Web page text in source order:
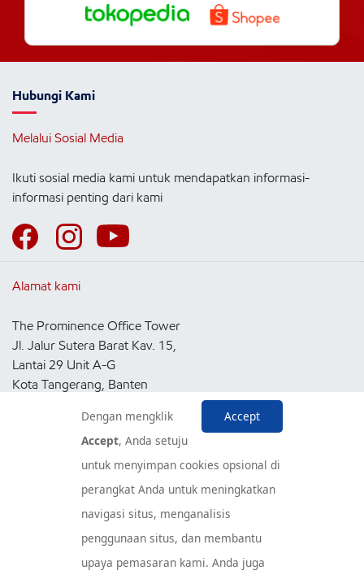
Hubungi Kami
Melalui Sosial Media
Ikuti sosial media kami untuk mendapatkan informasi-
informasi penting dari kami
Alamat kami
The Prominence Office Tower
Jl. Jalur Sutera Barat Kav. 15,
Lantai 29 Unit A-G
Kota Tangerang, Banten
Pusat Layanan Konsumen
Accept
Dengan mengklik
Accept, Anda setuju
untuk menyimpan cookies opsional di
perangkat Anda untuk meningkatkan
navigasi situs, menganalisis
penggunaan situs, dan membantu
upaya pemasaran kami. Anda juga